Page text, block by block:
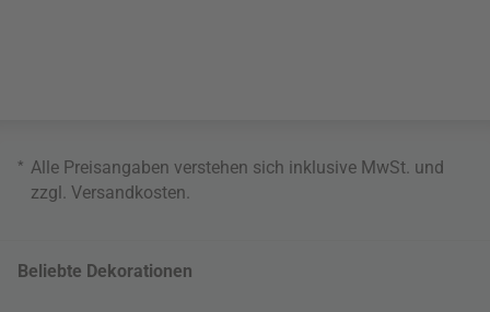
* Alle Preisangaben verstehen sich inklusive MwSt. und
zzgl. Versandkosten
Beliebte Dekorationen